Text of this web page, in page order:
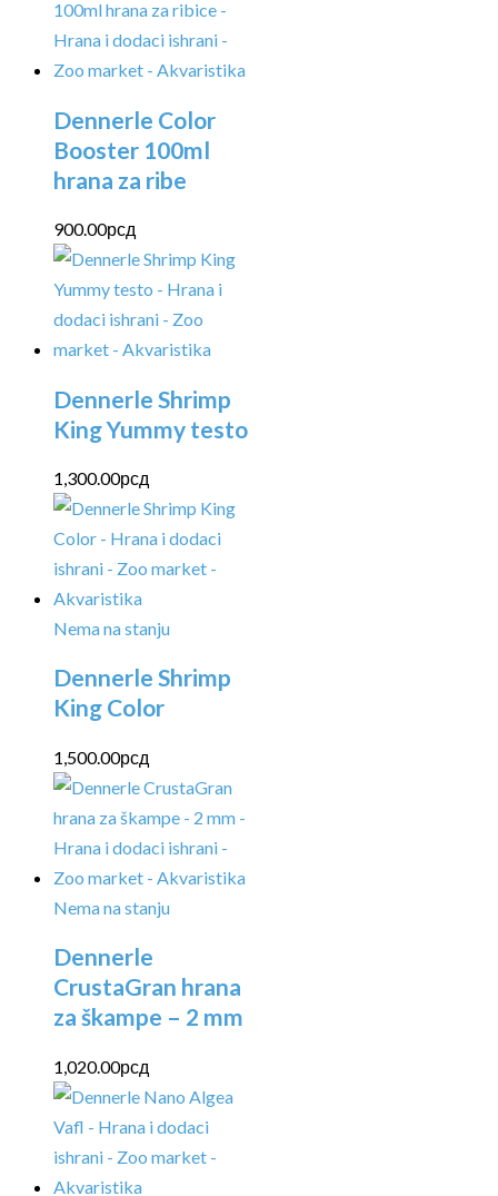
Dennerle Color
Booster 100ml
hrana za ribe
900.00рсд
Dennerle Shrimp
King Yummy testo
1,300.00рсд
Nema na stanju
Dennerle Shrimp
King Color
1,500.00рсд
Nema na stanju
Dennerle
CrustaGran hrana
za škampe – 2 mm
1,020.00рсд